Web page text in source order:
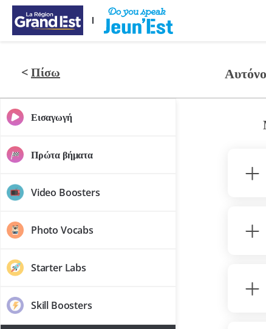
Προχώρησε στο κυρίως περιεχόμενο
<Πίσω
Εισαγωγή
Πρώτα βήματα
Video Boosters
Photo Vocabs
Starter Labs
Skill Boosters